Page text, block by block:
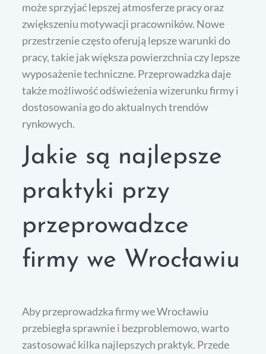
może sprzyjać lepszej atmosferze pracy oraz
zwiększeniu motywacji pracowników. Nowe
przestrzenie często oferują lepsze warunki do
pracy, takie jak większa powierzchnia czy lepsze
wyposażenie techniczne. Przeprowadzka daje
także możliwość odświeżenia wizerunku firmy i
dostosowania go do aktualnych trendów
rynkowych.
Jakie są najlepsze
praktyki przy
przeprowadzce
firmy we Wrocławiu
Aby przeprowadzka firmy we Wrocławiu
przebiegła sprawnie i bezproblemowo, warto
zastosować kilka najlepszych praktyk. Przede